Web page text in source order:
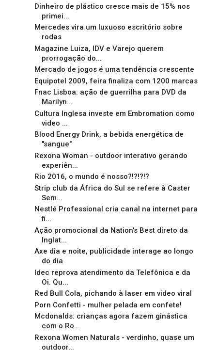
Dinheiro de plástico cresce mais de 15% nos
primei...
Mercedes vira um luxuoso escritório sobre
rodas
Magazine Luiza, IDV e Varejo querem
prorrogação do...
Mercado de jogos é uma tendência crescente
Equipotel 2009, feira finaliza com 1200 marcas
Fnac Lisboa: ação de guerrilha para DVD da
Marilyn...
Cultura Inglesa investe em Embromation como
video ...
Blood Energy Drink, a bebida energética de
"sangue"
Rexona Woman - outdoor interativo gerando
experiên...
Rio 2016, o mundo é nosso?!?!?!?
Strip club da África do Sul se refere à Caster
Sem...
Nestlé Professional cria canal na internet para
fi...
Ação promocional da Nation's Best direto da
Inglat...
Axe dia e noite, publicidade interage ao longo
do dia
Idec reprova atendimento da Telefônica e da
Oi. Qu...
Red Bull Cola, pichando à laser em video viral
Porn Confetti - mulher pelada em confete!
Mcdonalds: crianças agora fazem ginástica
com o Ro...
Rexona Women Naturals - verdinho, quase um
outdoor...